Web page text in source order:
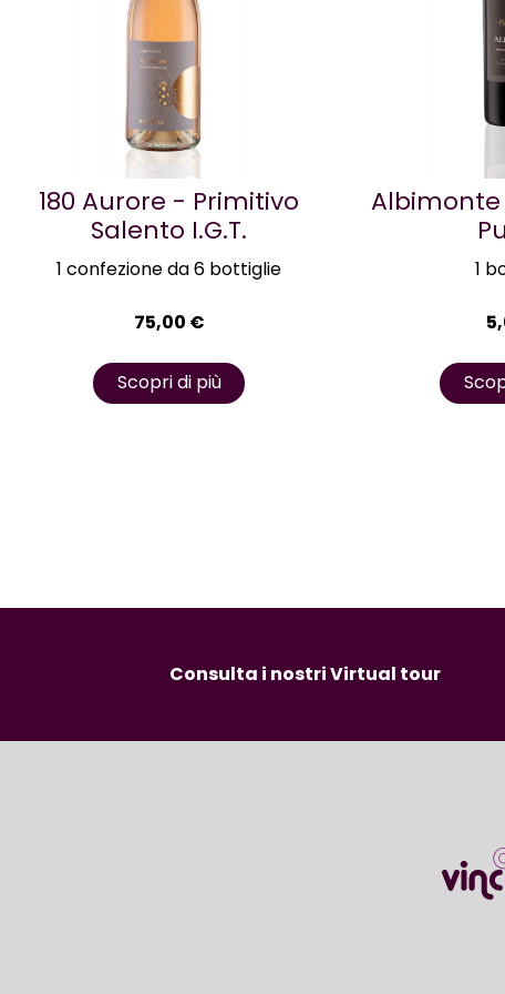
180 Aurore - Primitivo
Salento I.G.T.
1 confezione da 6 bottiglie
75,00 €
Scopri di più
Albimonte
1
Consulta i nostri Virtual tour